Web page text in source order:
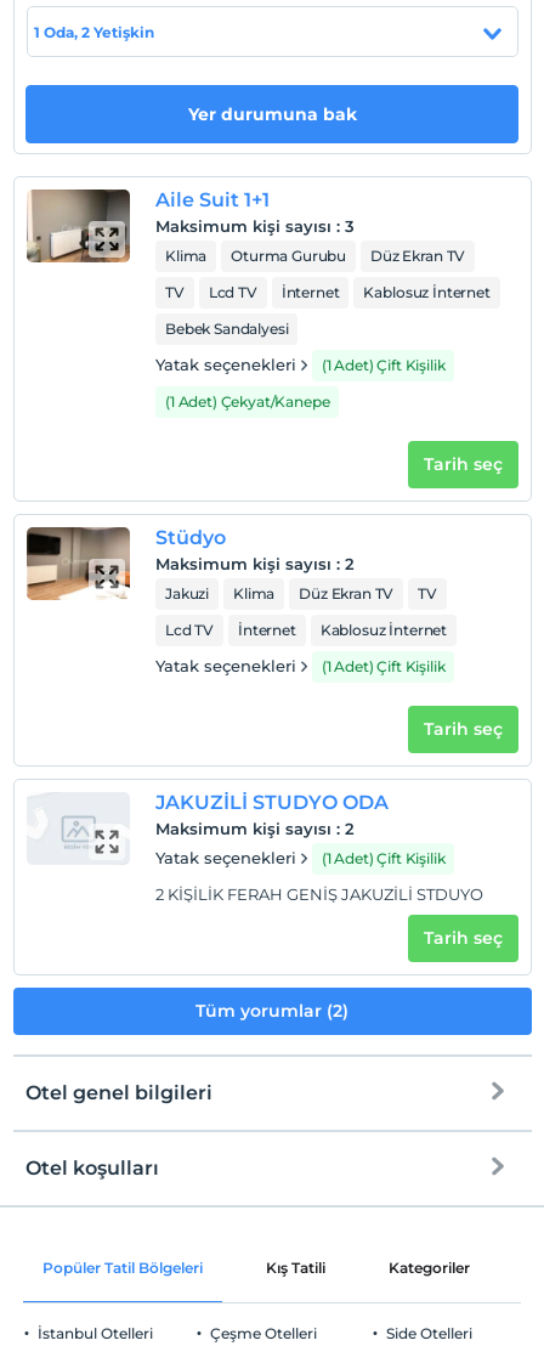
Tesis lokasyon bilgileri
Avcılar, Esenyurt ilçelerine yakın konumunda bulunan
tesisimiz ana cadde üzerinde kolay ulaşım ve lokasyon
Sahil
Avcılar Sahil'e yürüme mesafesindedir.
Otel koşulları
En geç saat 11:00 ve öncesi
Evcil Hayvan
Evcil hayvan barınabilir
Odalarda sigara içilmez
Her bir oda için 8 yaşına kadar 1 çocuk ücretsizdir
1 Oda, 2 Yetişkin
Yer durumuna bak
Aile Suit 1+1
Maksimum kişi sayısı : 3
Klima Oturma Gurubu
Düz Ekran TV
TV
Lcd TV İnternet
Kablosuz İnternet
Bebek Sandalyesi
Yatak seçenekleri
(1 Adet) Çift Kişilik
(1 Adet) Çekyat/Kanepe
Tarih seç
Stüdyo
Maksimum kişi sayısı : 2
Jakuzi Klima Düz Ekran TV
TV
Lcd TV
İnternet Kablosuz İnternet
Yatak seçenekleri (1 Adet) Çift Kişilik
Tarih seç
JAKUZİLİ STUDYO ODA
Maksimum kişi sayısı : 2
Yatak seçenekleri
(1 Adet) Çift Kişilik
2 KİŞİLİK FERAH GENİŞ JAKUZİLİ STDUYO
Tarih seç
Tüm yorumlar (2)
Otel genel bilgileri
Ortak alanlar ve tüm odalar
Otel koşulları
Check/in
Check/out
En geç saat 11:00 ve öncesi
Evcil Hayvan
Popüler Tatil Bölgeleri Kış Tatili Kategoriler
İstanbul Otelleri Çeşme Otelleri Side Otelleri